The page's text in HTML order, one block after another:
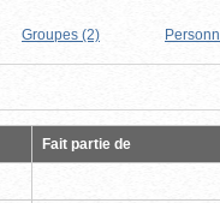
Groupes (2)
Fait partie de